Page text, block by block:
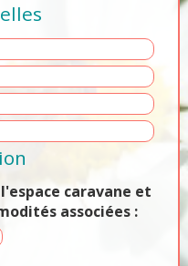
caravane et
associées :